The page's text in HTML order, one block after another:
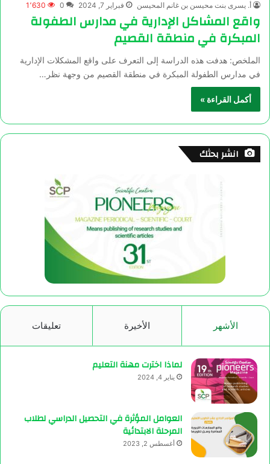
أ. يسرى بنت محيسن بن غانم المحيسن فبراير 7, 2024 0 1٬630
واقع المشاكل الإدارية في مدارس الطفولة
المبكرة في منطقة القصيم
الملخص: هدفت هذه الدراسة إلى التعرف على واقع المشكلات الإدارية
في مدارس الطفولة المبكرة في منطقة القصيم من وجهة نظر…
أكمل القراءة »
انشر بحثك
الأشهر الأخيرة تعليقات
لماذا اخترت مهنة التعليم
يناير 4, 2024
العوامل المؤثرة في التحصيل الدراسي لطلاب
المرحلة الابتدائية
أغسطس 2, 2023